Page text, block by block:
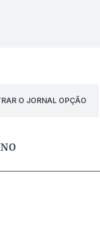
O JORNAL OPÇÃO